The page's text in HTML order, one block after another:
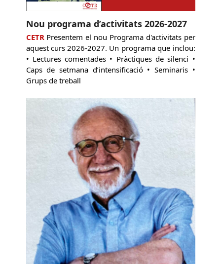
Nou programa d’activitats 2026-2027
CETRPresentem el nou Programa d'activitats per
aquest curs 2026-2027. Un programa que inclou:
• Lectures comentades • Pràctiques de silenci •
Caps de setmana d’intensificació • Seminaris •
Grups de treball